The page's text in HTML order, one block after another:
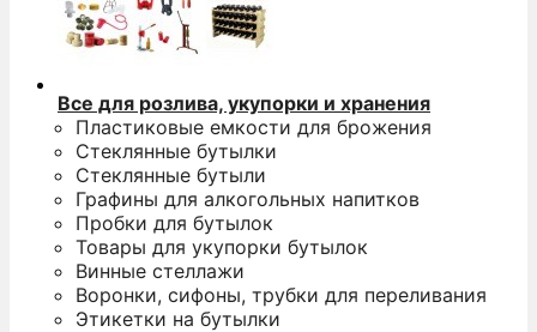
Все для розлива, укупорки и хранения
Пластиковые емкости для брожения
Стеклянные бутылки
Стеклянные бутыли
Графины для алкогольных напитков
Пробки для бутылок
Товары для укупорки бутылок
Винные стеллажи
Воронки, сифоны, трубки для переливания
Этикетки на бутылки